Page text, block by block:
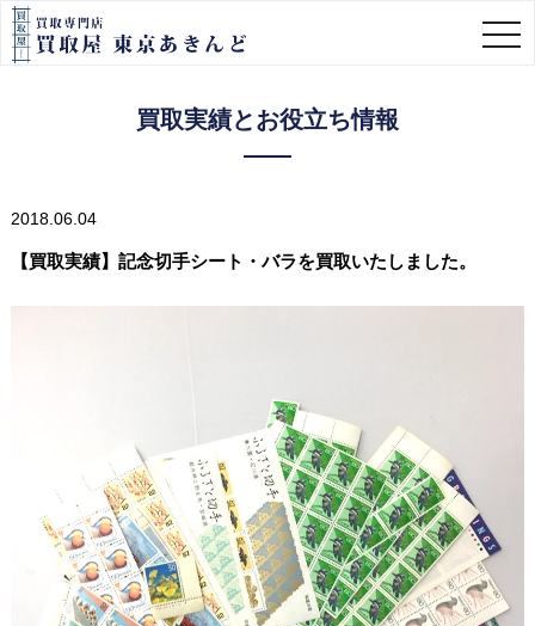
買取実績とお役立ち情報
2018.06.04
【買取実績】記念切手シート・バラを買取いたしました。